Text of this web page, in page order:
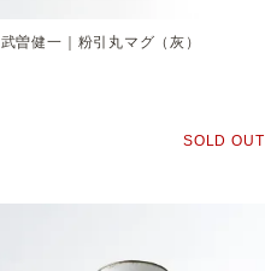
武曽健一｜粉引丸マグ（灰）
SOLD OUT